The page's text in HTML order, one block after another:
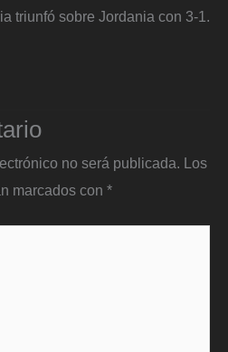
triunfó sobre Jordania con 3-1.
no será publicada. Los
marcados con *